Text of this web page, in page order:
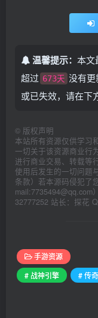
温馨提示： 本文
超过 673天 没有
或已失效，请在下
© 版权声明
本站所有资源仅供学习
一切关于该资源商业行
进行商业交易、转载等
使用后发生的一切问题
条款）若本源码侵犯了
mail:7735494@qq.com
32777252 站长：探花
手游资源
# 战神引擎
# 传奇